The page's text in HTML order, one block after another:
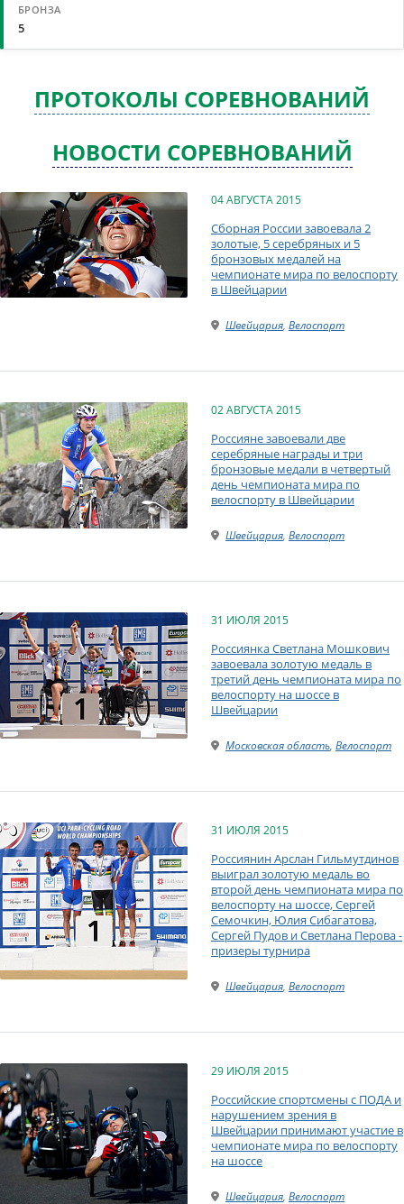
5
ПРОТОКОЛЫ СОРЕВНОВАНИЙ
НОВОСТИ СОРЕВНОВАНИЙ
04 АВГУСТА 2015
Сборная России завоевала 2
золотые, 5 серебряных и 5
бронзовых медалей на
чемпионате мира по велоспорту
в Швейцарии
Швейцария, Велоспорт
02 АВГУСТА 2015
Россияне завоевали две
серебряные награды и три
бронзовые медали в четвертый
день чемпионата мира по
велоспорту в Швейцарии
Швейцария, Велоспорт
31 ИЮЛЯ 2015
Россиянка Светлана Мошкович
завоевала золотую медаль в
третий день чемпионата мира по
велоспорту на шоссе в
Швейцарии
Московская область, Велоспорт
31 ИЮЛЯ 2015
Россиянин Арслан Гильмутдинов
выиграл золотую медаль во
второй день чемпионата мира по
велоспорту на шоссе, Сергей
Семочкин, Юлия Сибагатова,
Сергей Пудов и Светлана Перова -
призеры турнира
Швейцария, Велоспорт
29 ИЮЛЯ 2015
Российские спортсмены с ПОДА и
нарушением зрения в
Швейцарии принимают участие в
чемпионате мира по велоспорту
на шоссе
Швейцария, Велоспорт